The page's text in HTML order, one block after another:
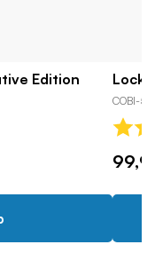
Edition
COBI-